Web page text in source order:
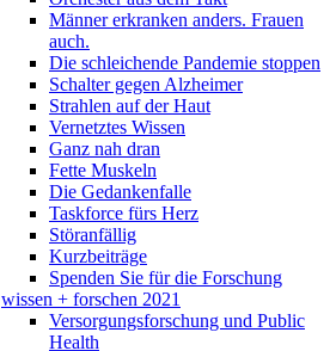
Männer erkranken anders. Frauen
auch.
Die schleichende Pandemie stoppen
Schalter gegen Alzheimer
Strahlen auf der Haut
Vernetztes Wissen
Ganz nah dran
Fette Muskeln
Die Gedankenfalle
Taskforce fürs Herz
Störanfällig
Kurzbeiträge
Spenden Sie für die Forschung
wissen + forschen 2021
Versorgungsforschung und Public
Health